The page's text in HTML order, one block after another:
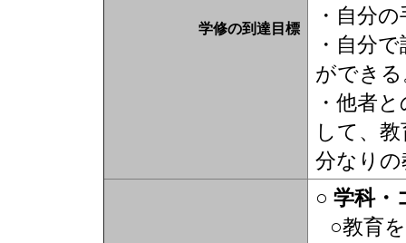
学修の到達目標
・自分
・自分
ができ
・他者
して、
分なり
○ 学科・
○教育